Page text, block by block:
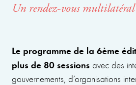
Un rendez-vous multilatéral
Le programme de la 6ème
plus de 80 sessions avec des
gouvernements, d’organisations